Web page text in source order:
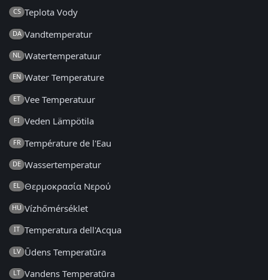
CS Teplota Vody
DA Vandtemperatur
NL Watertemperatuur
EN Water Temperature
ET Vee Temperatuur
FI Veden Lämpötila
FR Température de l'Eau
DE Wassertemperatur
EL Θερμοκρασία Νερού
HU Vízhőmérséklet
IT Temperatura dell'Acqua
LV Ūdens Temperatūra
LT Vandens Temperatūra